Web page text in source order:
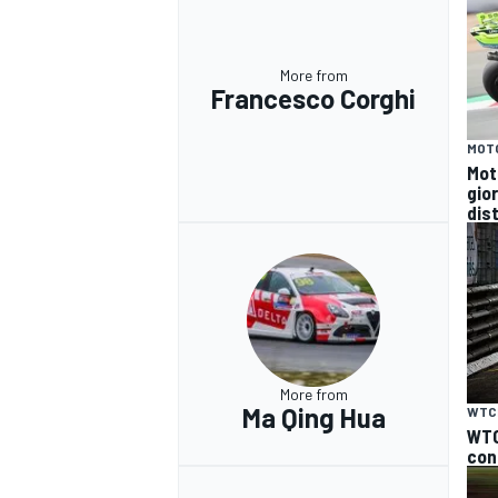
More from
Francesco Corghi
More from
Ma Qing Hua